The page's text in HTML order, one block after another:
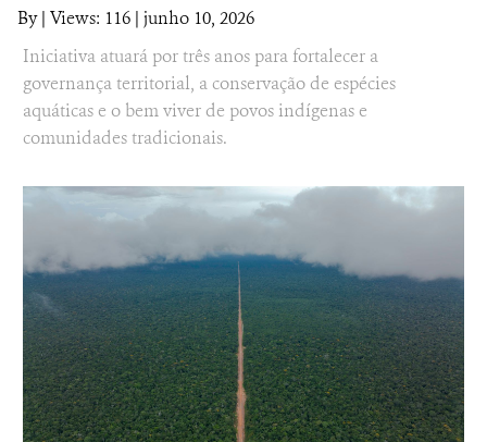
By| Views: 116 | junho 10, 2026
Iniciativa atuará por três anos para fortalecer a
governança territorial, a conservação de espécies
aquáticas e o bem viver de povos indígenas e
comunidades tradicionais.